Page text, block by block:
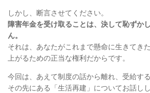
しかし、断言させてください。
障害年金を受け取ることは、決して恥ずか
ん。
それは、あなたがこれまで懸命に生きてき
上がるための正当な権利だからです。
今回は、あえて制度の話から離れ、受給す
その先にある「生活再建」についてお話しし